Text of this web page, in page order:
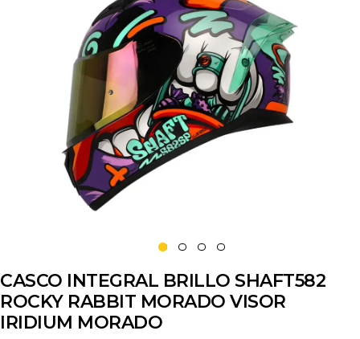
CASCO INTEGRAL BRILLO SHAFT582
ROCKY RABBIT MORADO VISOR
IRIDIUM MORADO